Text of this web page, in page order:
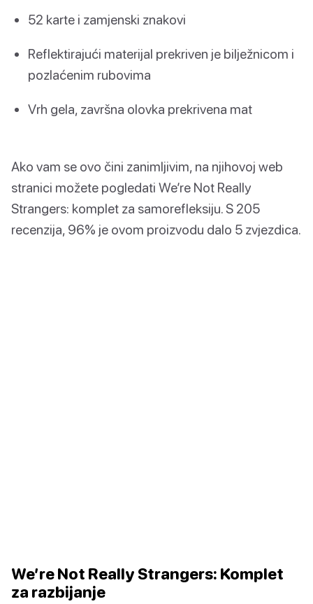
52 karte i zamjenski znakovi
Reflektirajući materijal prekriven je bilježnicom i
pozlaćenim rubovima
Vrh gela, završna olovka prekrivena mat
Ako vam se ovo čini zanimljivim, na njihovoj web
stranici možete pogledati We’re Not Really
Strangers: komplet za samorefleksiju. S 205
recenzija, 96% je ovom proizvodu dalo 5 zvjezdica.
We’re Not Really Strangers: Komplet
za razbijanje